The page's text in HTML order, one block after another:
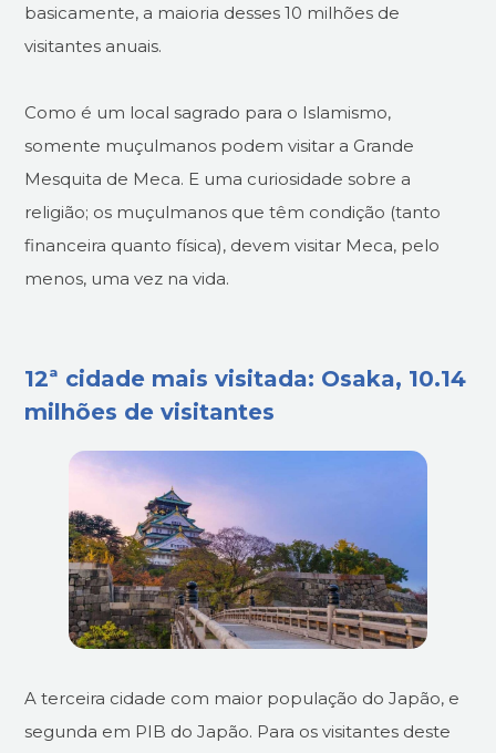
basicamente, a maioria desses 10 milhões de
visitantes anuais.
Como é um local sagrado para o Islamismo,
somente muçulmanos podem visitar a Grande
Mesquita de Meca. E uma curiosidade sobre a
religião; os muçulmanos que têm condição (tanto
financeira quanto física), devem visitar Meca, pelo
menos, uma vez na vida.
12ª cidade mais visitada: Osaka, 10.14
milhões de visitantes
A terceira cidade com maior população do Japão, e
segunda em PIB do Japão. Para os visitantes deste